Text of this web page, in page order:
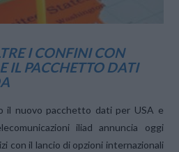
I CONFINI CON
IL PACCHETTO DATI
il nuovo pacchetto dati per USA e
iliad annuncia oggi
con il lancio di opzioni internazionali